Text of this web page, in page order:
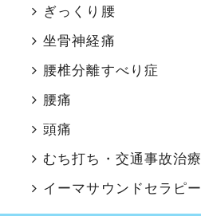
ぎっくり腰
坐骨神経痛
腰椎分離すべり症
腰痛
頭痛
むち打ち・交通事故治療
イーマサウンドセラピー